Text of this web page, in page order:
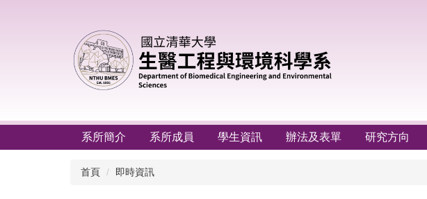
系所簡介 系所成員 學生資訊 辦法及表單 研究方向
首頁 即時資訊